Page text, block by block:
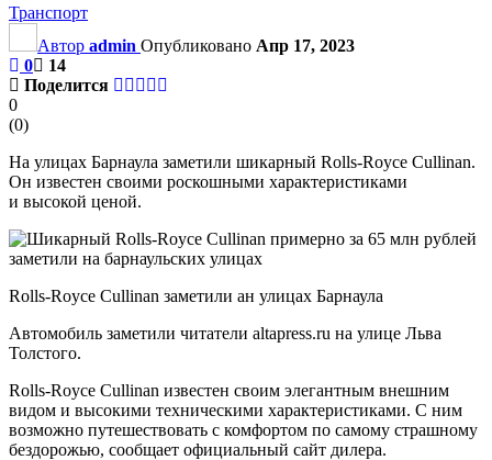
Транспорт
Автор admin Опубликовано Апр 17, 2023
0
14
Поделится
0
(0)
На улицах Барнаула заметили шикарный Rolls-Royce Cullinan.
Он известен своими роскошными характеристиками
и высокой ценой.
Rolls-Royce Cullinan заметили ан улицах Барнаула
Автомобиль заметили читатели altapress.ru на улице Льва
Толстого.
Rolls-Royce Cullinan известен своим элегантным внешним
видом и высокими техническими характеристиками. С ним
возможно путешествовать с комфортом по самому страшному
бездорожью, сообщает официальный сайт дилера.